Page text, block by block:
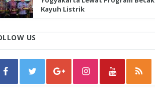
Kayuh Listrik
US